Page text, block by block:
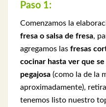
Paso 1:
Comenzamos la
fresa o salsa de fresa,
agregamos las fresas
cocinar hasta ver que
pegajosa (como la de la
aproximadamente),
tenemos listo nuestro